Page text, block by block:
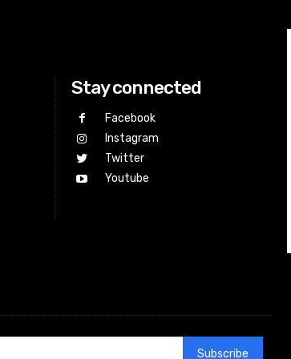
Stay connected
Facebook
Instagram
Twitter
Youtube
Subscribe